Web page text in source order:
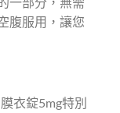
一部分，無需
腹服用，讓您
衣錠5mg特別